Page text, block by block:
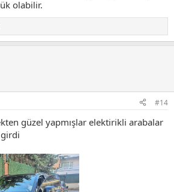
olabilir.
#14
güzel yapmışlar elektirikli arabalar
girdi